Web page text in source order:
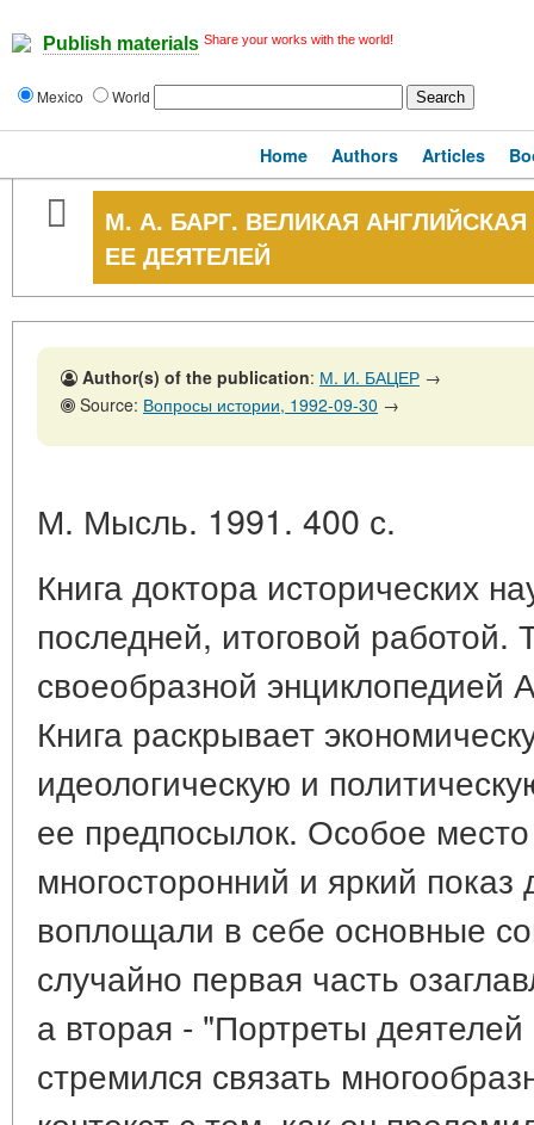
Publish materials Share your works with the world!
Mexico World
Home Authors Articles
М. А. БАРГ. ВЕЛИКАЯ
ЕЕ ДЕЯТЕЛЕЙ
Author(s) of the publication: М. И. БАЦЕР →
Source: Вопросы истории, 1992-09-30 →
М. Мысль. 1991. 400 с.
Книга доктора исторических
последней, итоговой работой.
своеобразной энциклопедией
Книга раскрывает
идеологическую и
ее предпосылок. Особое
многосторонний и яркий
воплощали в себе основные
случайно первая часть
а вторая - "Портреты
стремился связать